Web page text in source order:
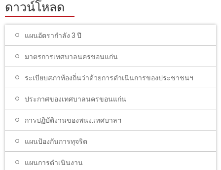
ดาวน์โหลด
แผนอัตรากำลัง 3 ปี
มาตรการเทศบาลนครขอนแก่น
ระเบียบสภาท้องถิ่นว่าด้วยการดำเนินการของประชาชนฯ
ประกาศของเทศบาลนครขอนแก่น
การปฏิบัติงานของพนง.เทศบาลฯ
แผนป้องกันการทุจริต
แผนการดำเนินงาน